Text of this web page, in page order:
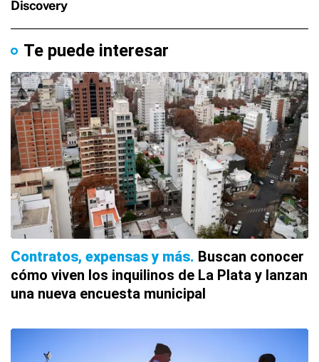
Te puede interesar
Contratos, expensas y más Buscan conocer
cómo viven los inquilinos de La Plata y lanzan
una nueva encuesta municipal